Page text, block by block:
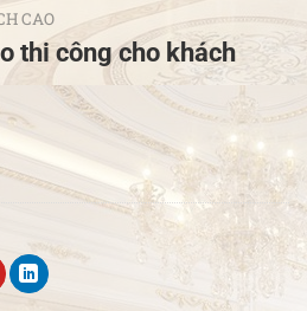
CAO
thi công cho khách